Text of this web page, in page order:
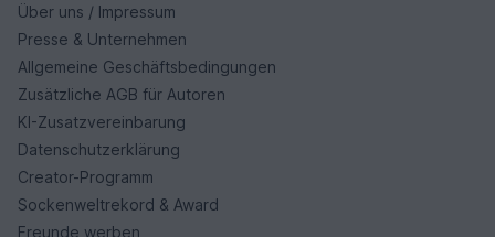
Über uns / Impressum
Presse & Unternehmen
Allgemeine Geschäftsbedingungen
Zusätzliche AGB für Autoren
KI-Zusatzvereinbarung
Datenschutzerklärung
Creator-Programm
Sockenweltrekord & Award
Freunde werben